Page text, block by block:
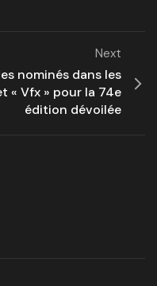
Next
nominés dans les
« Vfx » pour la 74e
édition dévoilée